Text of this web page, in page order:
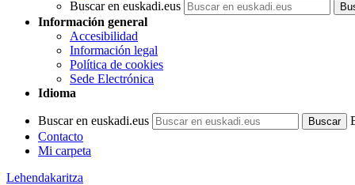
Buscar en euskadi.eus
Información general
Accesibilidad
Información legal
Política de cookies
Sede Electrónica
Idioma
Buscar en euskadi.eus
Contacto
Mi carpeta
Lehendakaritza